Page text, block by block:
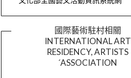
國際藝術駐村相關
INTERNATIONAL ART
RESIDENCY, ARTISTS
´ASSOCIATION